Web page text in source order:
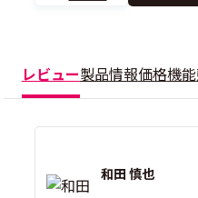
レビュー製品情報価格機能
和田 慎也